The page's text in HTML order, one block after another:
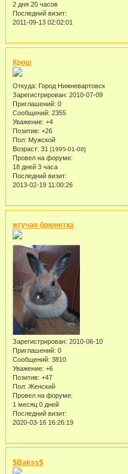
2 дня 20 часов
Последний визит:
2011-09-13 02:02:01
Крош
Откуда: Город Нижневартовск
Зарегистрирован: 2010-07-09
Приглашений: 0
Сообщений: 2355
Уважение: +4
Позитив: +26
Пол: Мужской
Возраст: 31 [1995-01-08]
Провел на форуме:
18 дней 3 часа
Последний визит:
2013-02-19 11:00:26
жгучая брюнетка
Зарегистрирован: 2010-06-10
Приглашений: 0
Сообщений: 3810
Уважение: +6
Позитив: +47
Пол: Женский
Провел на форуме:
1 месяц 0 дней
Последний визит:
2020-03-16 16:26:19
$Bakss$